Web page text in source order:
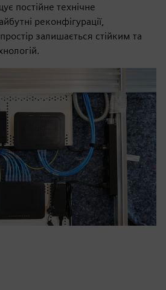
постійне технічне
реконфігурації,
залишається стійким та